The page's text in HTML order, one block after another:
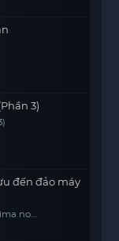
3)
đến đảo máy
no
no
no